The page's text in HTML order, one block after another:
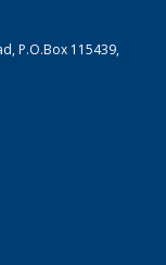
P.O.Box 115439,